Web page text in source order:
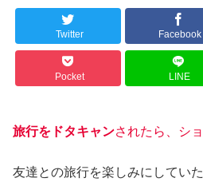
Twitter Facebook
Pocket LINE
旅行をドタキャンされたら、シ
友達との旅行を楽しみにしてい